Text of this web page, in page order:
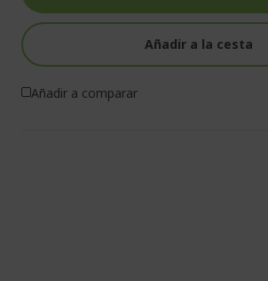
Añadir a la cesta
Añadir a comparar